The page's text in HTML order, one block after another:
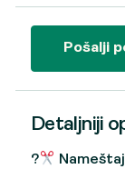
Pošalji
Detaljniji
?